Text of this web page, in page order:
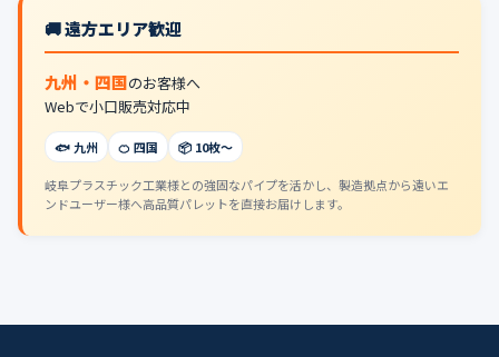
🚚 遠方エリア歓迎
九州・四国のお客様へ
Webで小口販売対応中
🐟 九州 🍊 四国 📦 10枚〜
岐阜プラスチック工業様との強固なパイプを活かし、製造拠点から遠いエ
ンドユーザー様へ高品質パレットを直接お届けします。